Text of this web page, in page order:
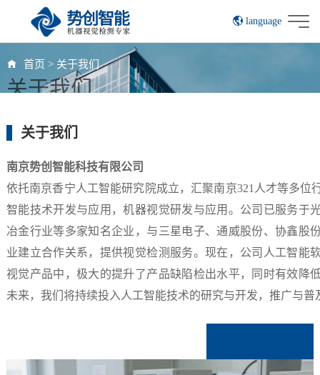
language
首页 > 关于我们
关于我们
关于我们
南京势创智能科技有限公司
依托南京香宁人工智能研究院成立，汇聚南京321人才等多位
智能技术开发与应用，机器视觉研发与应用。公司已服务于
冶金行业等多家知名企业，与三星电子、通威股份、协鑫股
业建立合作关系，提供视觉检测服务。现在，公司人工智能
视觉产品中，极大的提升了产品缺陷检出水平，同时有效降
未来，我们将持续投入人工智能技术的研究与开发，推广与